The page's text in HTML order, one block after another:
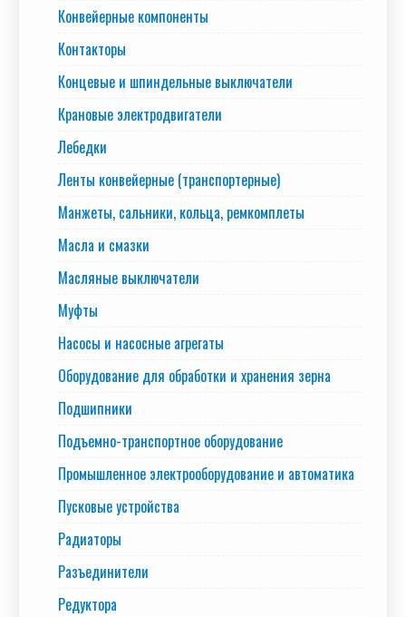
Конвейерные компоненты
Контакторы
Концевые и шпиндельные выключатели
Крановые электродвигатели
Лебедки
Ленты конвейерные (транспортерные)
Манжеты, сальники, кольца, ремкомплеты
Масла и смазки
Масляные выключатели
Муфты
Насосы и насосные агрегаты
Оборудование для обработки и хранения зерна
Подшипники
Подъемно-транспортное оборудование
Промышленное электрооборудование и автоматика
Пусковые устройства
Радиаторы
Разъединители
Редуктора